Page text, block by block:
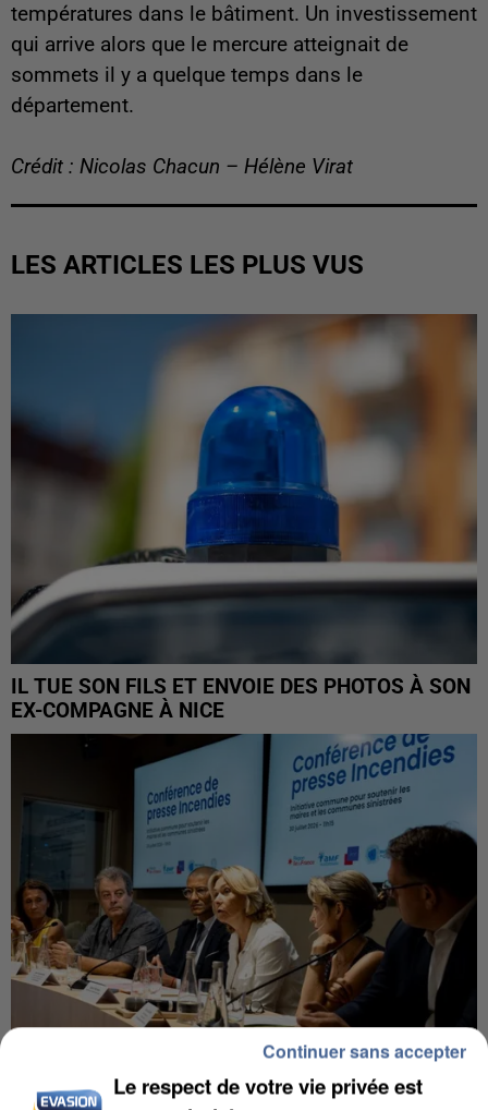
températures dans le bâtiment. Un investissement
qui arrive alors que le mercure atteignait de
sommets il y a quelque temps dans le
département.
Crédit : Nicolas Chacun – Hélène Virat
LES ARTICLES LES PLUS VUS
IL TUE SON FILS ET ENVOIE DES PHOTOS À SON
EX-COMPAGNE À NICE
Le respect de votre vie privée est
Continuer sans accepter